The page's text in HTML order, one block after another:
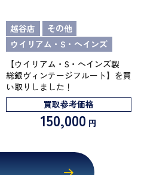
越谷店
その他
ウイリアム・S・ヘインズ
【ウイリアム・S・ヘインズ製
総銀ヴィンテージフルート】を買
い取りしました！
買取参考価格
150,000 円